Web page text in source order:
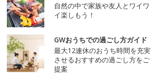
自然の中で家族や友人とワイワ
イ楽しもう！
GWおうちでの過ごし方ガイド
最大12連休のおうち時間を充実
させるおすすめの過ごし方をご
提案